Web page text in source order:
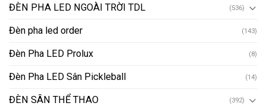
ĐÈN PHA LED NGOÀI TRỜI TDL (536)
Đèn pha led order (143)
Đèn Pha LED Prolux (8)
Đèn Pha LED Sân Pickleball (14)
ĐÈN SÂN THỂ THAO (392)